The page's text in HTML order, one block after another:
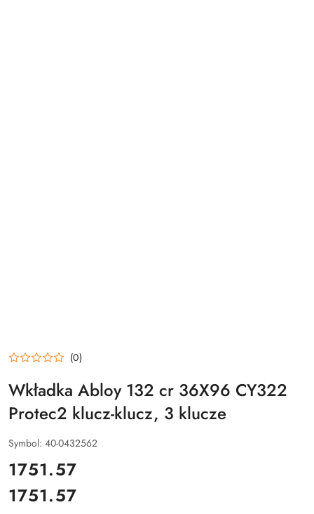
(0)
Wkładka Abloy 132 cr 36X96 CY322
Protec2 klucz-klucz, 3 klucze
Symbol: 40-0432562
cena:
1751.57
Cena:
1751.57